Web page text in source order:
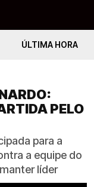
ÚLTIMA HORA
PELO
para a
a equipe do
líder